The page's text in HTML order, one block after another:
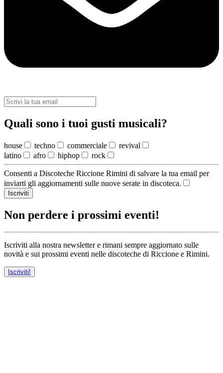
Quali sono i tuoi gusti musicali?
house techno commerciale
revival
latino
afro hiphop rock
Consenti a Discoteche Riccione Rimini di salvare la tua email per
inviarti gli aggiornamenti sulle nuove serate in discoteca.
Iscriviti
Non perdere i prossimi eventi!
Iscriviti alla nostra newsletter e rimani sempre aggiornato sulle
novità e sui prossimi eventi nelle discoteche di Riccione e Rimini.
Iscriviti!